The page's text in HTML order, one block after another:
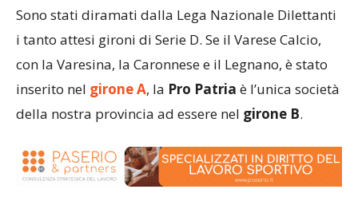
Sono stati diramati dalla Lega Nazionale Dilettanti
i tanto attesi gironi di Serie D. Se il Varese Calcio,
con la Varesina, la Caronnese e il Legnano, è stato
inserito nel girone A, la Pro Patria è l’unica società
della nostra provincia ad essere nel girone B.